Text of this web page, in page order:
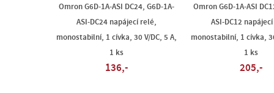
Omron G6D-1A-ASI DC24, G6D-1A-
ASI-DC24 napájecí relé,
monostabilní, 1 cívka, 30 V/DC, 5 A,
1 ks
136,-
Omron G6D-1A-ASI
ASI-DC12
monostabilní, 1 cívka,
1 ks
205,-